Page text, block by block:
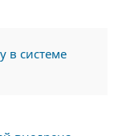
в системе